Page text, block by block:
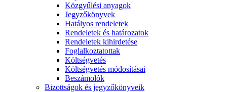
Közgyűlési anyagok
Jegyzőkönyvek
Hatályos rendeletek
Rendeletek és határozatok
Rendeletek kihirdetése
Foglalkoztatottak
Költségvetés
Költségvetés módosításai
Beszámolók
Bizottságok és jegyzőkönyveik